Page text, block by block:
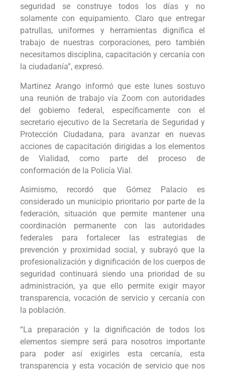
seguridad se construye todos los días y no
solamente con equipamiento. Claro que entregar
patrullas, uniformes y herramientas dignifica el
trabajo de nuestras corporaciones, pero también
necesitamos disciplina, capacitación y cercanía con
la ciudadanía”, expresó.
Martínez Arango informó que este lunes sostuvo
una reunión de trabajo vía Zoom con autoridades
del gobierno federal, específicamente con el
secretario ejecutivo de la Secretaría de Seguridad y
Protección Ciudadana, para avanzar en nuevas
acciones de capacitación dirigidas a los elementos
de Vialidad, como parte del proceso de
conformación de la Policía Vial.
Asimismo, recordó que Gómez Palacio es
considerado un municipio prioritario por parte de la
federación, situación que permite mantener una
coordinación permanente con las autoridades
federales para fortalecer las estrategias de
prevención y proximidad social, y subrayó que la
profesionalización y dignificación de los cuerpos de
seguridad continuará siendo una prioridad de su
administración, ya que ello permite exigir mayor
transparencia, vocación de servicio y cercanía con
la población.
“La preparación y la dignificación de todos los
elementos siempre será para nosotros importante
para poder así exigirles esta cercanía, esta
transparencia y esta vocación de servicio que nos